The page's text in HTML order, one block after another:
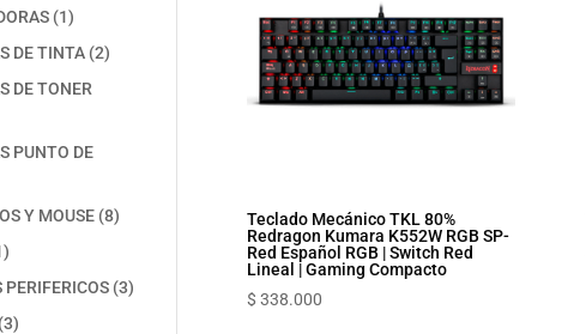
Teclado Mecánico TKL 80%
Redragon Kumara K552W RGB SP-
Red Español RGB | Switch Red
Lineal | Gaming Compacto
$ 338.000
11
producto
DE TINTA 22
DE TONER
PUNTO DE
Y MOUSE 88
1
producto
33
33